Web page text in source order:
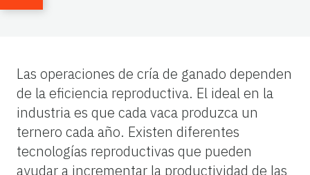
Las operaciones de cría de ganado dependen
de la eficiencia reproductiva. El ideal en la
industria es que cada vaca produzca un
ternero cada año. Existen diferentes
tecnologías reproductivas que pueden
ayudar a incrementar la productividad de las